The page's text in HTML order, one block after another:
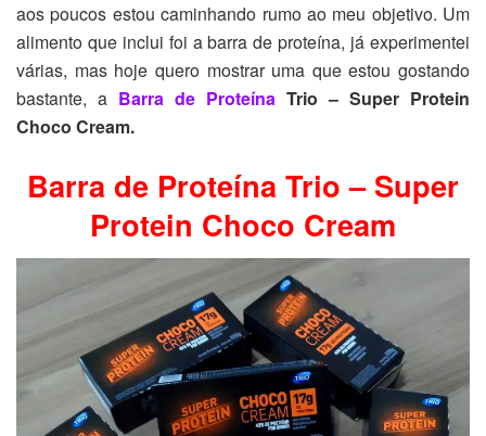
aos poucos estou caminhando rumo ao meu objetivo. Um
alimento que inclui foi a barra de proteína, já experimentei
várias, mas hoje quero mostrar uma que estou gostando
bastante, a Barra de Proteína Trio – Super Protein
Choco Cream.
Barra de Proteína Trio – Super
Protein Choco Cream